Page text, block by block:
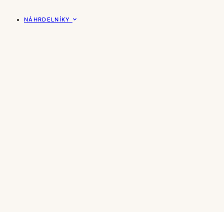
NÁHRDELNÍKY